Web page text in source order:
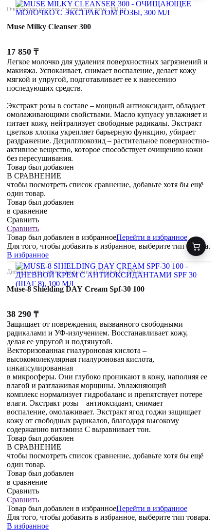
Очищающее молочко с экстрактом розы, 300 мл
Muse Milky Cleanser 300
17 850 ₸
Легкое молочко для удаления поверхностных загрязнений и
макияжа. Успокаивает, снимает воспаление, делает кожу
мягкой и упругой, подготавливает ее к нанесению
последующих средств.
Экстракт розы в составе – мощный антиоксидант, обладает
омолаживающими свойствами. Масло купуасу увлажняет и
питает кожу, нейтрализует свободные радикалы. Экстракт
цветков хлопка укрепляет барьерную функцию, убирает
раздражение. Децилглюкозид – растительное поверхностно-
активное вещество, которое способствует очищению кожи
без пересушивания.
Товар был добавлен
В СРАВНЕНИЕ
чтобы посмотреть список сравнение, добавьте хотя бы ещё
один товар.
Товар был добавлен
в сравнение
Сравнить
Сравнить
Товар был добавлен в избранноеПерейти в избранное
Для того, чтобы добавить в избранное, выберите тип товара.
В избранное
Дневной крем с антиоксидантами spf 30 (шаг 8), 100 мл
Muse-8 Shielding DAY Cream Spf-30 100
38 290 ₸
Защищает от повреждения, вызванного свободными
радикалами и УФ-излучением. Восстанавливает кожу,
делая ее упругой и подтянутой.
Векторизованная гиалуроновая кислота –
высокомолекулярная гиалуроновая кислота,
инкапсулированная
в микросферы. Они глубоко проникают в кожу, наполняя ее
влагой и разглаживая морщины. Увлажняющий
комплекс нормализует гидробаланс и препятствует потере
влаги. Экстракт розы – антиоксидант, снимает
воспаление, омолаживает. Экстракт ягод годжи защищает
кожу от свободных радикалов, благодаря высокому
содержанию витамина С выравнивает тон.
Товар был добавлен
В СРАВНЕНИЕ
чтобы посмотреть список сравнение, добавьте хотя бы ещё
один товар.
Товар был добавлен
в сравнение
Сравнить
Сравнить
Товар был добавлен в избранноеПерейти в избранное
Для того, чтобы добавить в избранное, выберите тип товара.
В избранное